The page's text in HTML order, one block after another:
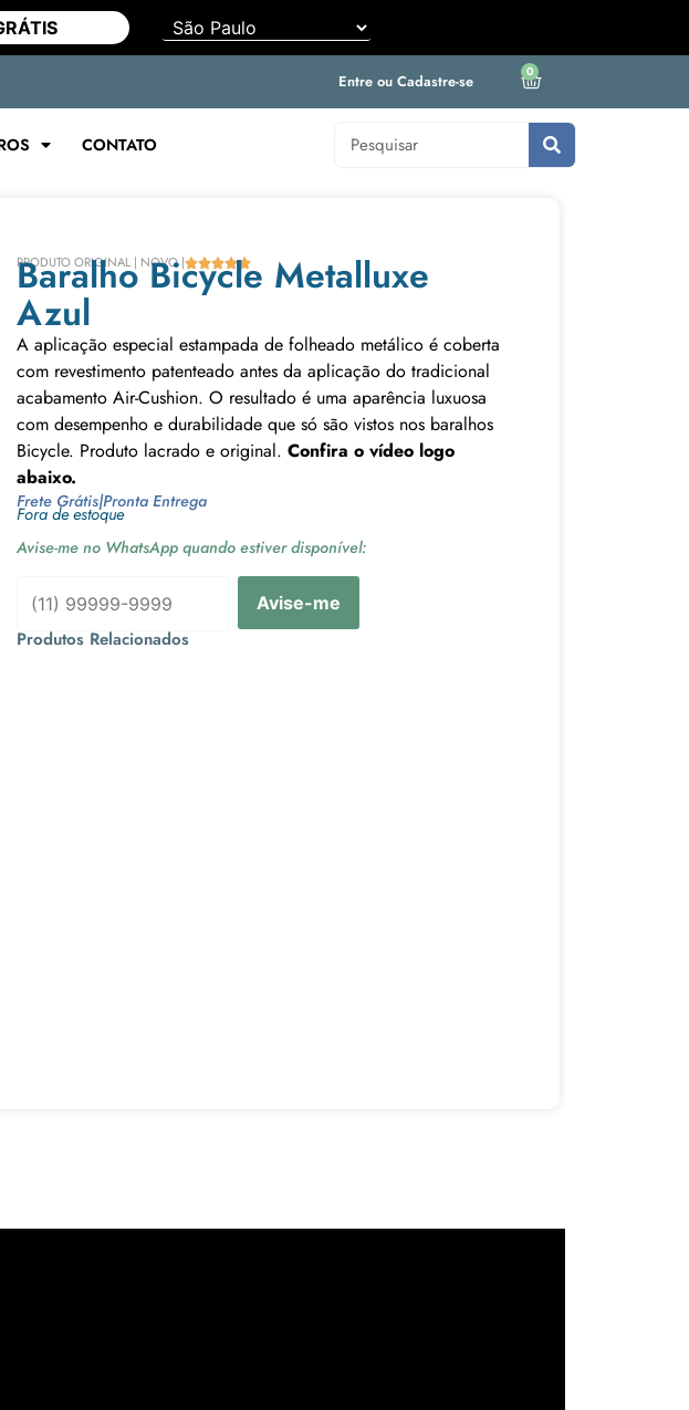
Entre ou Cadastre-se 0
CONTATO
PRODUTO ORIGINAL | NOVO |
Baralho Bicycle Metalluxe
Azul
A aplicação especial estampada de folheado metálico é coberta
com revestimento patenteado antes da aplicação do tradicional
acabamento Air-Cushion. O resultado é uma aparência luxuosa
com desempenho e durabilidade que só são vistos nos baralhos
Bicycle. Produto lacrado e original. Confira o vídeo logo
abaixo.
Frete Grátis|Pronta Entrega
Fora de estoque
Avise-me no WhatsApp quando estiver disponível:
Avise-me
Produtos Relacionados